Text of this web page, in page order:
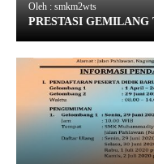
Oleh : smkm2wts
PRESTASI GEMILANG